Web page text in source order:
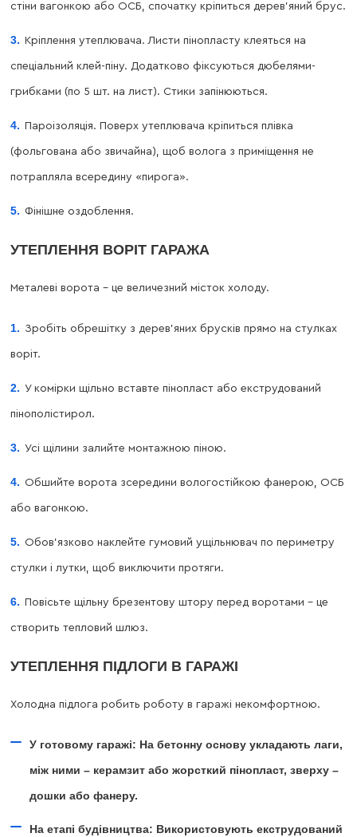
стіни вагонкою або ОСБ, спочатку кріпиться дерев’яний брус.
Кріплення утеплювача. Листи пінопласту клеяться на
спеціальний клей-піну. Додатково фіксуються дюбелями-
грибками (по 5 шт. на лист). Стики запінюються.
Пароізоляція. Поверх утеплювача кріпиться плівка
(фольгована або звичайна), щоб волога з приміщення не
потрапляла всередину «пирога».
Фінішне оздоблення.
УТЕПЛЕННЯ ВОРІТ ГАРАЖА
Металеві ворота – це величезний місток холоду.
Зробіть обрешітку з дерев’яних брусків прямо на стулках
воріт.
У комірки щільно вставте пінопласт або екструдований
пінополістирол.
Усі щілини залийте монтажною піною.
Обшийте ворота зсередини вологостійкою фанерою, ОСБ
або вагонкою.
Обов’язково наклейте гумовий ущільнювач по периметру
стулки і лутки, щоб виключити протяги.
Повісьте щільну брезентову штору перед воротами – це
створить тепловий шлюз.
УТЕПЛЕННЯ ПІДЛОГИ В ГАРАЖІ
Холодна підлога робить роботу в гаражі некомфортною.
У готовому гаражі: На бетонну основу укладають лаги,
між ними – керамзит або жорсткий пінопласт, зверху –
дошки або фанеру.
На етапі будівництва: Використовують екструдований